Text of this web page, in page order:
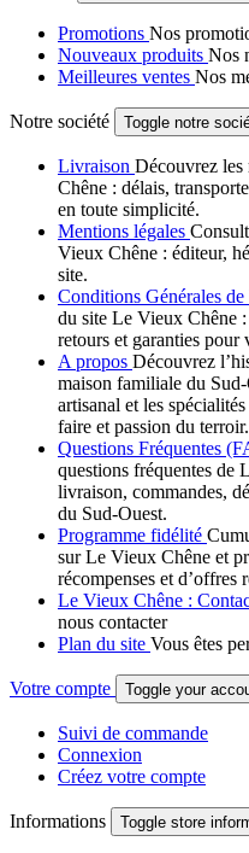
Promotions Nos
Nouveaux produits Nos
Meilleures ventes Nos
Notre société Toggle notre
Livraison Découvrez
Chêne : délais,
en toute simplicité.
Mentions légales
Vieux Chêne : éditeur,
site.
Conditions Générales de
du site Le Vieux Chêne
retours et garanties pour
A propos Découvrez
maison familiale du
artisanal et les
faire et passion du terroir.
Questions Fréquentes
questions fréquentes de
livraison, commandes,
du Sud-Ouest.
Programme fidélité
sur Le Vieux Chêne et
récompenses et d’offres
Le Vieux Chêne :
nous contacter
Plan du site Vous êtes
Votre compte Toggle your
Suivi de commande
Connexion
Créez votre compte
Informations Toggle store